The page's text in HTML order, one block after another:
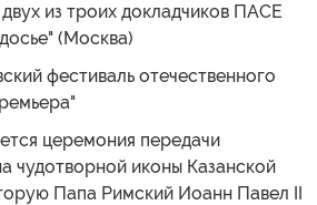
из троих докладчиков ПАСЕ
(Москва)
фестиваль отечественного
церемония передачи
чудотворной иконы Казанской
Папа Римский Иоанн Павел II